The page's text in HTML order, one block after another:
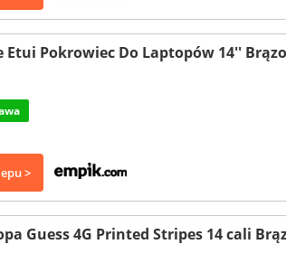
Etui Pokrowiec Do Laptopów 14''
>
Guess 4G Printed Stripes 14 cali